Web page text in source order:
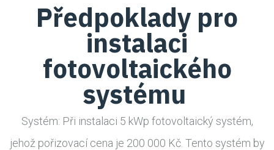
Předpoklady pro
instalaci
fotovoltaického
systému
Systém: Při instalaci 5 kWp fotovoltaický systém,
jehož pořizovací cena je 200 000 Kč. Tento systém by